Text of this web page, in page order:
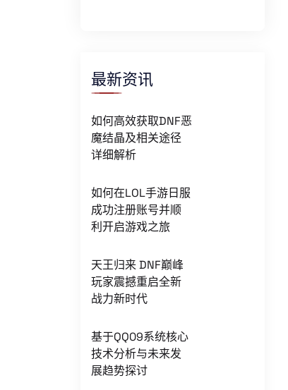
最新资讯
如何高效获取DNF恶
魔结晶及相关途径
详细解析
如何在LOL手游日服
成功注册账号并顺
利开启游戏之旅
天王归来 DNF巅峰
玩家震撼重启全新
战力新时代
基于QQ09系统核心
技术分析与未来发
展趋势探讨